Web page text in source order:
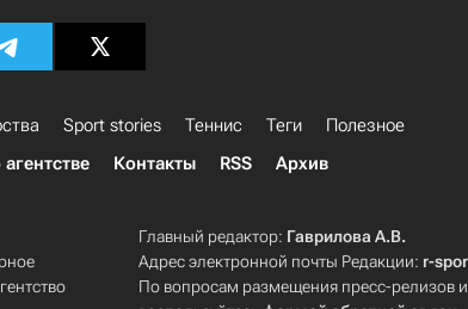
Sport stories Теннис Теги
Полезное
Контакты RSS Архив
Главный редактор: Гаврилова А.В.
Адрес электронной почты Редакции: r-
По вопросам размещения пресс-релизов